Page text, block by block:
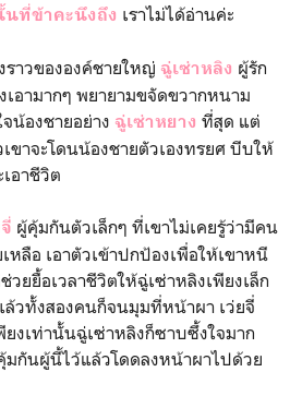
ที่ข้าคะนึงถึง เราไม่ได้อ่านค่ะ
วขององค์ชายใหญ่ ฉู่เซ่าหลิง ผู้รัก
เอามากๆ พยายามขจัดขวากหนาม
น้องชายอย่าง ฉู่เซ่าหยาง ที่สุด แต่
ขาจะโดนน้องชายตัวเองทรยศ บีบให้
อาชีวิต
ผู้คุ้มกันตัวเล็กๆ ที่เขาไม่เคยรู้ว่ามีคน
หลือ เอาตัวเข้าปกป้องเพื่อให้เขาหนี
ยยื้อเวลาชีวิตให้ฉู่เซ่าหลิงเพียงเล็ก
ล้วทั้งสองคนก็จนมุมที่หน้าผา เว่ยจี่
งเท่านั้นฉู่เซ่าหลิงก็ซาบซึ้งใจมาก
มกันผู้นี้ไว้แล้วโดดลงหน้าผาไปด้วย